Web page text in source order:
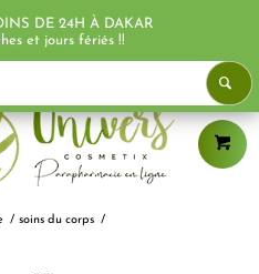
/ soins du corps /
DE 24H À DAKAR
et jours fériés !!